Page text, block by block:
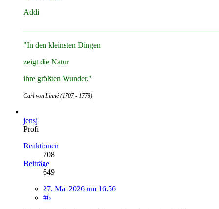
Addi
"In den kleinsten Dingen
zeigt die Natur
ihre größten Wunder."
Carl von Linné (1707 - 1778)
jensj
Profi
Reaktionen
708
Beiträge
649
27. Mai 2026 um 16:56
#6